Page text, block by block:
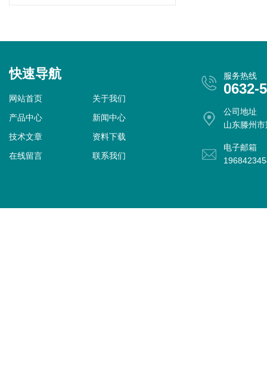
快速导航
网站首页
关于我们
产品中心
新闻中心
技术文章
资料下载
在线留言
联系我们
服务热线
0632-
公司地址
山东滕州
电子邮箱